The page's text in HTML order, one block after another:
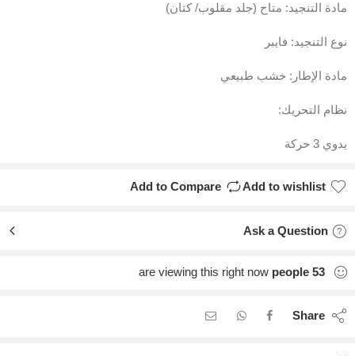
مادة التنجيد: متاح (جلد مقلوب/ كتان)
نوع التنجيد: فايبر
مادة الإطار: خشب طبيعي
نظام التحريك:
يدوي 3 حركة
Add to wishlist
Add to Compare
53
people